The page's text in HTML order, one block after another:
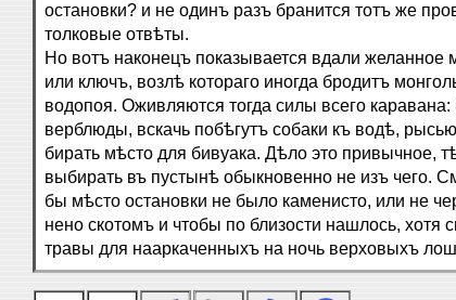
остановки? и не одинъ разъ бранится тотъ же
толковые отвѣты.
Но вотъ наконецъ показывается вдали желанное
или ключъ, возлѣ котораго иногда бродитъ
водопоя. Оживляются тогда силы всего
верблюды, вскачь побѣгутъ собаки къ водѣ,
бирать мѣсто для бивуака. Дѣло это привычное,
выбирать въ пустынѣ обыкновенно не изъ чего.
бы мѣсто остановки не было каменисто, или не
нено скотомъ и чтобы по близости нашлось, хотя
травы для нааркаченныхъ на ночь верховыхъ